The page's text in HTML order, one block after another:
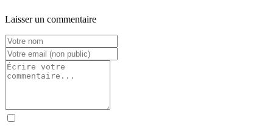
Laisser un commentaire